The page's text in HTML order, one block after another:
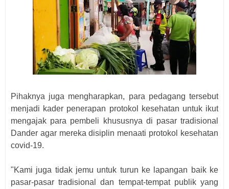
Pihaknya juga mengharapkan, para pedagang tersebut
menjadi kader penerapan protokol kesehatan untuk ikut
mengajak para pembeli khususnya di pasar tradisional
Dander agar mereka disiplin menaati protokol kesehatan
covid-19.
"Kami juga tidak jemu untuk turun ke lapangan baik ke
pasar-pasar tradisional dan tempat-tempat publik yang